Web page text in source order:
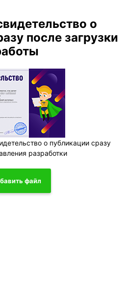
о
после загрузки
о публикации сразу
разработки
файл